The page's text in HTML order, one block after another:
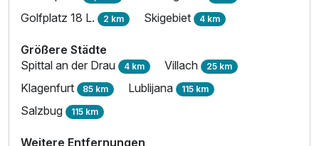
Golfplatz 18 L. 2 km Skigebiet 4 km
Größere Städte
Spittal an der Drau 4 km Villach 25 km
Klagenfurt 85 km Lublijana 115 km
Salzbug 115 km
Weitere Entfernungen